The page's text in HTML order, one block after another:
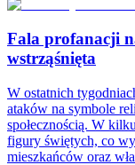
Fala profanacji
wstrząśnięta
W ostatnich
ataków na symbole
społecznością. W
figury świętych, co
mieszkańców oraz